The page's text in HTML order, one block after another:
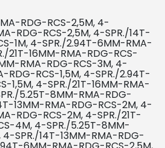
RDG-RCS-2,5M, 4-
RDG-RCS-2,5M, 4-SPR./14T-
1M, 4-SPR./2.94T-6MM-RMA-
21T-16MM-RMA-RDG-RCS-
RMA-RDG-RCS-3M, 4-
RDG-RCS-1,5M, 4-SPR./2.94T-
1,5M, 4-SPR./21T-16MM-RMA-
5.25T-8MM-RMA-RDG-
13MM-RMA-RDG-RCS-2M, 4-
RDG-RCS-2M, 4-SPR./21T-
4M, 4-SPR./5.25T-8MM-
SPR./14T-13MM-RMA-RDG-